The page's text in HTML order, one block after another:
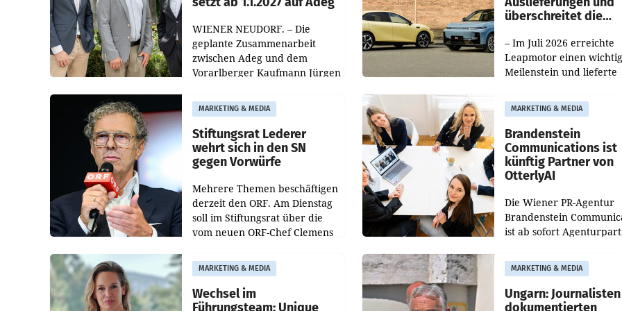
WIENER NEUDORF. – Die
geplante Zusammenarbeit
zwischen Adeg und dem
Vorarlberger Kaufmann Jürgen
freigegeben: Die
Bundeswettbewerbsbehörde
und der Bundeskartellanwalt
überschreitet die
– Im Juli 2026 erreichte
Leapmotor einen
Meilenstein und lieferte
aus, womit sich das
gegenüber Juli 2025
verdoppelte (+102
MARKETING & MEDIA
Stiftungsrat Lederer
wehrt sich in den SN
gegen Vorwürfe
Mehrere Themen beschäftigen
derzeit den ORF. Am Dienstag
soll im Stiftungsrat über die
vom neuen ORF-Chef Clemens
Besetzungen für die
Direktionen abgestimmt
werden.
MARKETING & MEDIA
Brandenstein
Communications ist
künftig Partner von
OtterlyAI
Die Wiener PR-Agentur
Brandenstein
ist ab sofort
Optimierungsplattform
OtterlyAI. Damit baut die
Agentur ihr
MARKETING & MEDIA
Wechsel im
Führungsteam: Unique
MARKETING & MEDIA
Ungarn: Journalisten
dokumentierten